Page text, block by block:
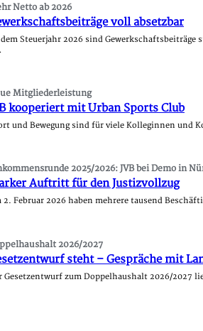
Netto ab 2026
voll absetzbar
Steuerjahr 2026 sind
Mitgliederleistung
kooperiert mit Urban Sports Club
und Bewegung sind für viele Kolleginnen und
2025/2026: JVB bei Demo in
Auftritt für den Justizvollzug
2. Februar 2026 haben mehrere tausend
2026/2027
steht – Gespräche mit
Gesetzentwurf zum Doppelhaushalt 2026/2027